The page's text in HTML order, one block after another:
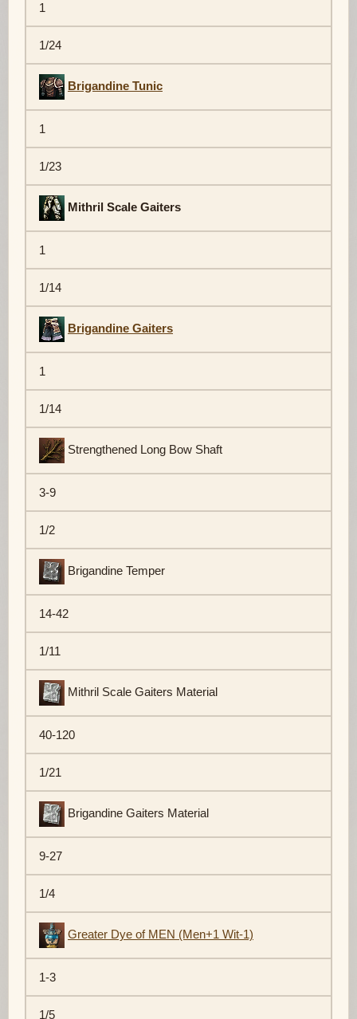
1
1/24
Brigandine Tunic
1
1/23
Mithril Scale Gaiters
1
1/14
Brigandine Gaiters
1
1/14
Strengthened Long Bow Shaft
3-9
1/2
Brigandine Temper
14-42
1/11
Mithril Scale Gaiters Material
40-120
1/21
Brigandine Gaiters Material
9-27
1/4
Greater Dye of MEN (Men+1 Wit-1)
1-3
1/5